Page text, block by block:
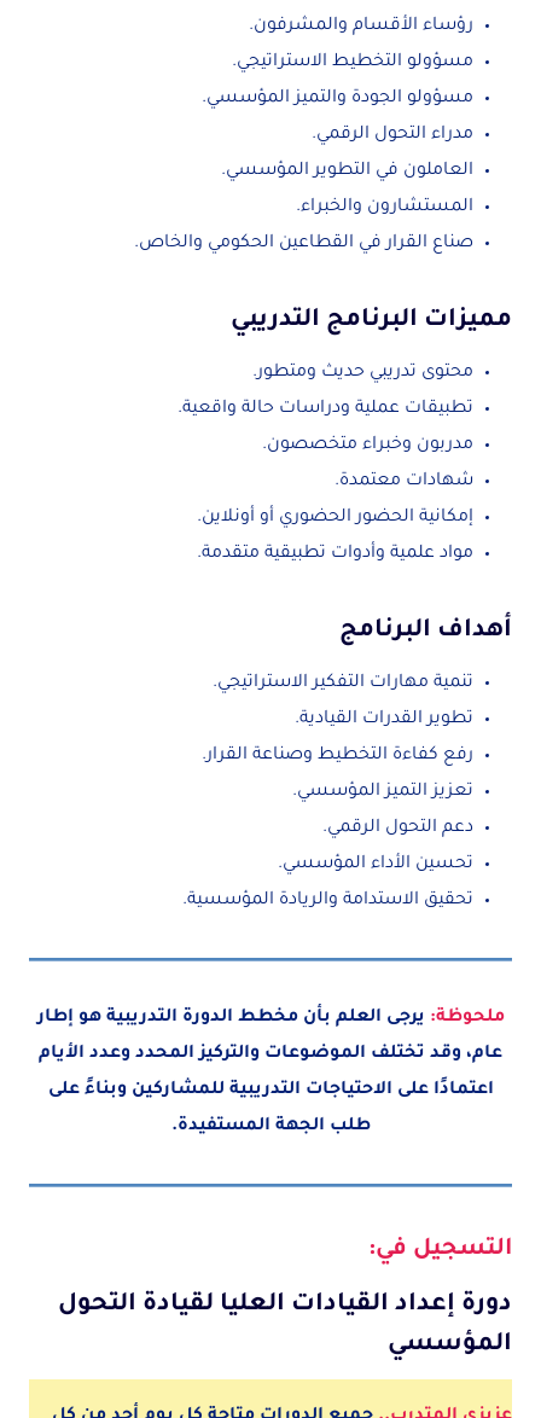
رؤساء الأقسام والمشرفون.
مسؤولو التخطيط الاستراتيجي.
مسؤولو الجودة والتميز المؤسسي.
مدراء التحول الرقمي.
العاملون في التطوير المؤسسي.
المستشارون والخبراء.
صناع القرار في القطاعين الحكومي والخاص.
مميزات البرنامج التدريبي
محتوى تدريبي حديث ومتطور.
تطبيقات عملية ودراسات حالة واقعية.
مدربون وخبراء متخصصون.
شهادات معتمدة.
إمكانية الحضور الحضوري أو أونلاين.
مواد علمية وأدوات تطبيقية متقدمة.
أهداف البرنامج
تنمية مهارات التفكير الاستراتيجي.
تطوير القدرات القيادية.
رفع كفاءة التخطيط وصناعة القرار.
تعزيز التميز المؤسسي.
دعم التحول الرقمي.
تحسين الأداء المؤسسي.
تحقيق الاستدامة والريادة المؤسسية.
ملحوظة: يرجى العلم بأن مخطط الدورة التدريبية هو إطار
عام، وقد تختلف الموضوعات والتركيز المحدد وعدد الأيام
اعتمادًا على الاحتياجات التدريبية للمشاركين وبناءً على
طلب الجهة المستفيدة.
التسجيل في:
دورة إعداد القيادات العليا لقيادة التحول
المؤسسي